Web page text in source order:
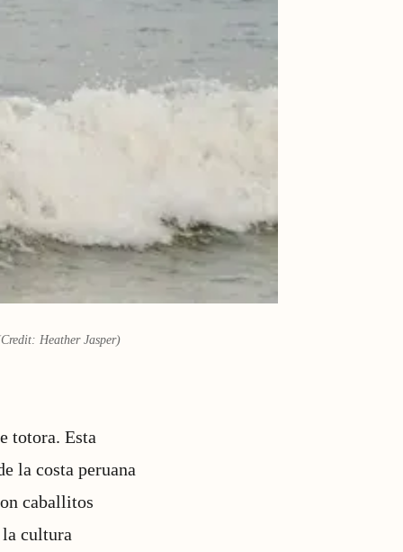
Heather Jasper)
totora. Esta
la costa peruana
caballitos
cultura